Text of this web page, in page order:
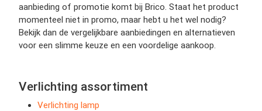
aanbieding of promotie komt bij Brico. Staat het product
momenteel niet in promo, maar hebt u het wel nodig?
Bekijk dan de vergelijkbare aanbiedingen en alternatieven
voor een slimme keuze en een voordelige aankoop.
Verlichting assortiment
Verlichting lamp